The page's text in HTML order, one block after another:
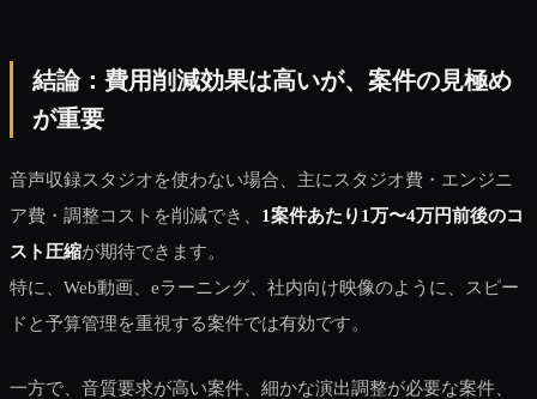
結論：費用削減効果は高いが、案件の見極め
が重要
音声収録スタジオを使わない場合、主にスタジオ費・エンジニ
ア費・調整コストを削減でき、 1案件あたり1万〜4万円前後のコ
スト圧縮が期待できます。
特に、Web動画、eラーニング、社内向け映像のように、スピー
ドと予算管理を重視する案件では有効です。
一方で、音質要求が高い案件、細かな演出調整が必要な案件、